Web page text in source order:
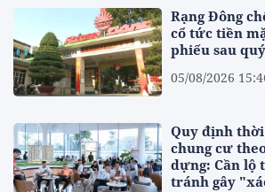
Rạng Đông
cổ tức tiền
phiếu sau
05/08/2026
Quy định
chung cư
dựng: Cần lộ
tránh gây